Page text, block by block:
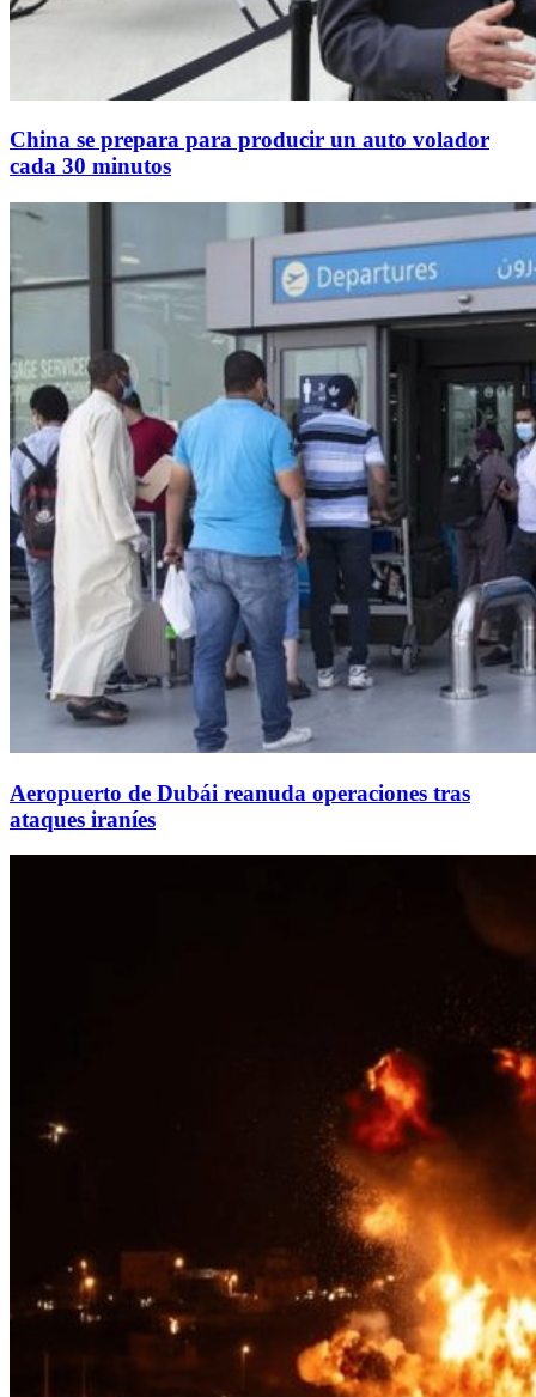
China se prepara para producir un auto volador
cada 30 minutos
Aeropuerto de Dubái reanuda operaciones tras
ataques iraníes